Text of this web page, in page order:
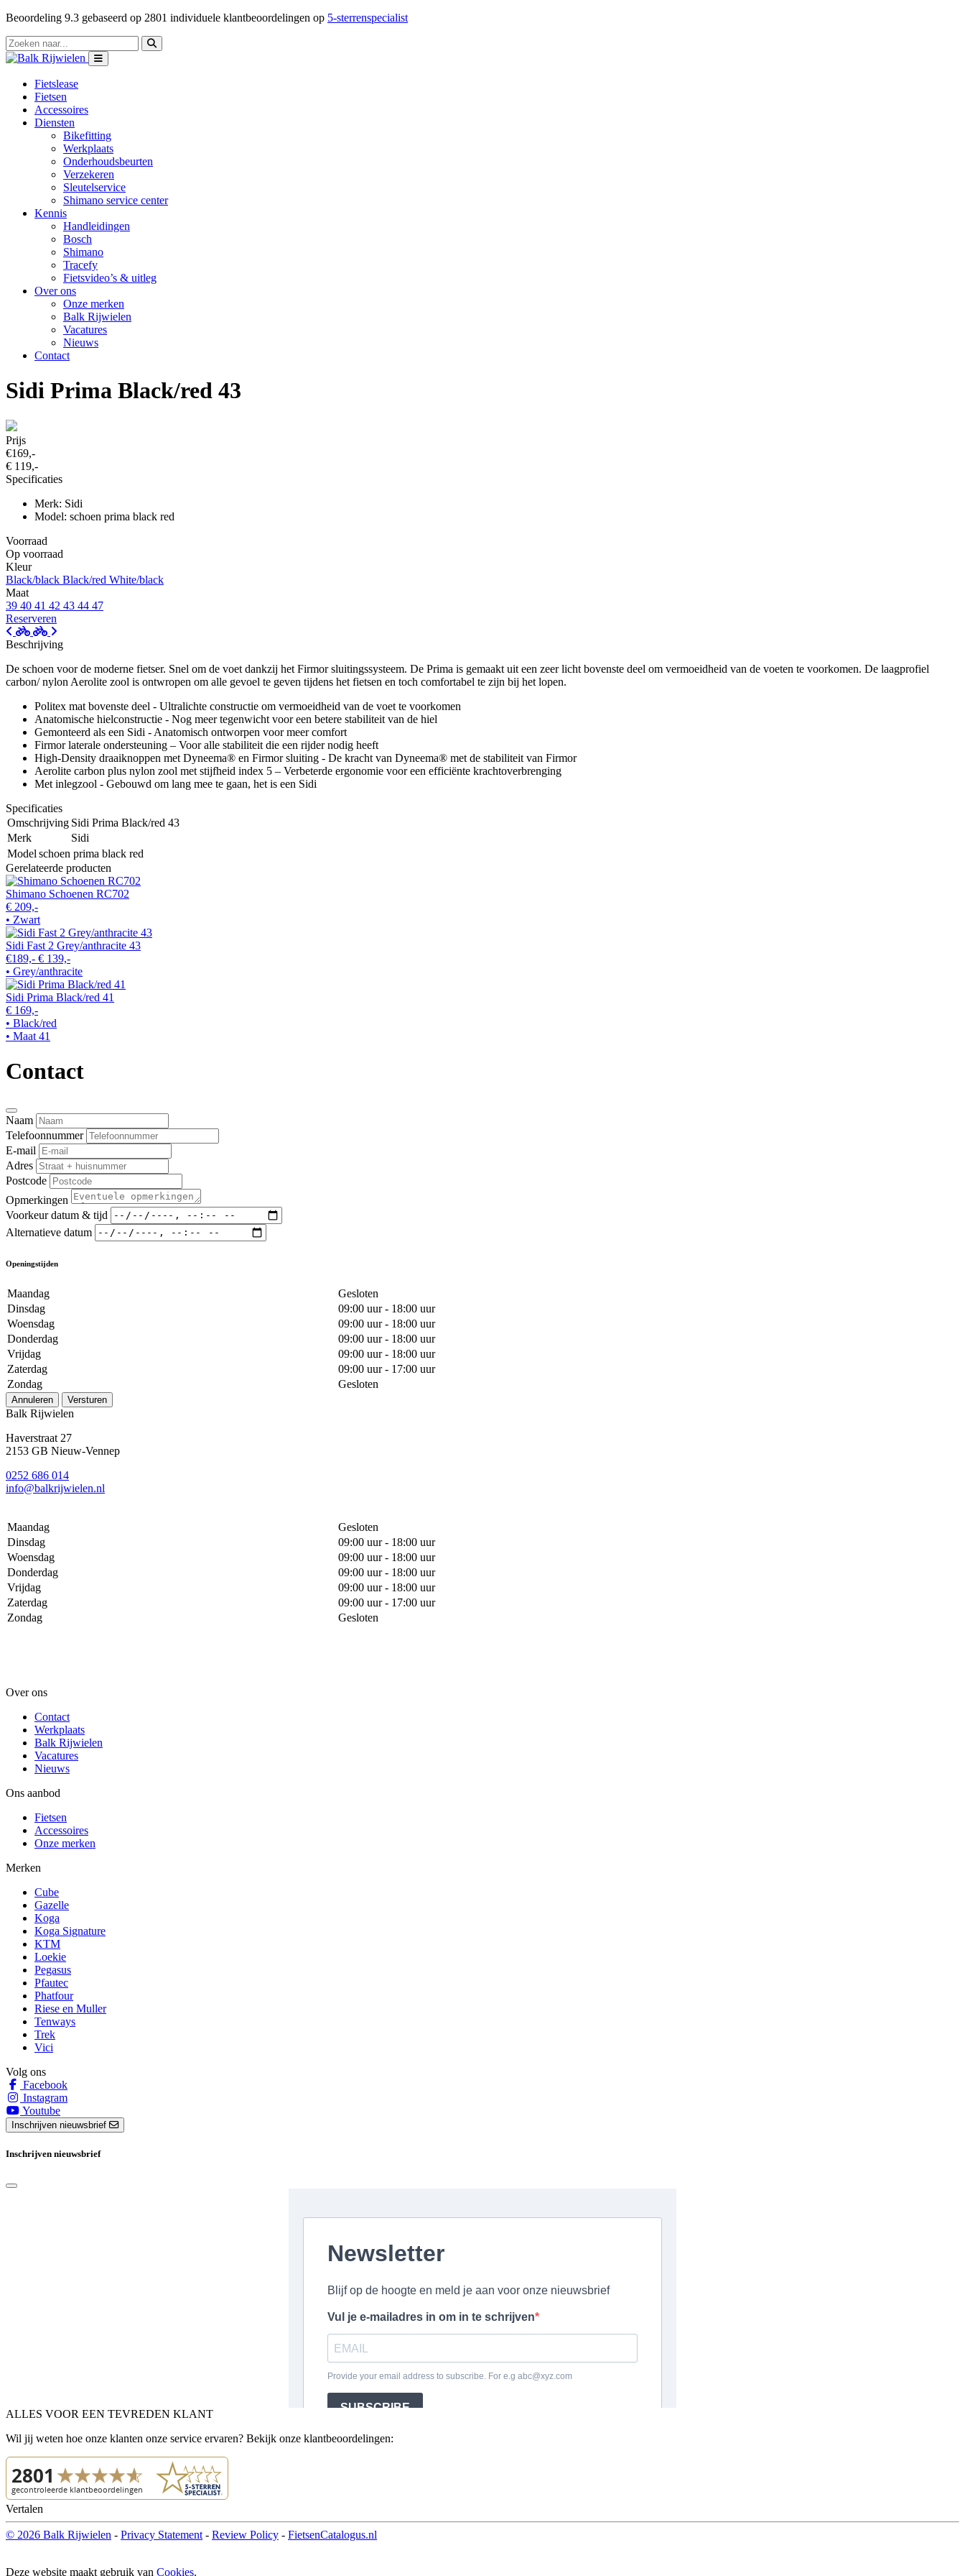
Beoordeling 9.3 gebaseerd op 2801 individuele klantbeoordelingen op 5-sterrenspecialist
Fietslease
Fietsen
Accessoires
Diensten
Bikefitting
Werkplaats
Onderhoudsbeurten
Verzekeren
Sleutelservice
Shimano service center
Kennis
Handleidingen
Bosch
Shimano
Tracefy
Fietsvideo’s & uitleg
Over ons
Onze merken
Balk Rijwielen
Vacatures
Nieuws
Contact
Sidi Prima Black/red 43
Prijs
€169,-
€ 119,-
Specificaties
Merk: Sidi
Model: schoen prima black red
Voorraad
Op voorraad
Kleur
Black/black Black/red White/black
Maat
39 40 41 42 43 44 47
Reserveren
Beschrijving
De schoen voor de moderne fietser. Snel om de voet dankzij het Firmor sluitingssysteem. De Prima is gemaakt uit een zeer licht bovenste deel om vermoeidheid van de voeten te voorkomen. De laagprofiel
carbon/ nylon Aerolite zool is ontwropen om alle gevoel te geven tijdens het fietsen en toch comfortabel te zijn bij het lopen.
Politex mat bovenste deel - Ultralichte constructie om vermoeidheid van de voet te voorkomen
Anatomische hielconstructie - Nog meer tegenwicht voor een betere stabiliteit van de hiel
Gemonteerd als een Sidi - Anatomisch ontworpen voor meer comfort
Firmor laterale ondersteuning – Voor alle stabiliteit die een rijder nodig heeft
High-Density draaiknoppen met Dyneema® en Firmor sluiting - De kracht van Dyneema® met de stabiliteit van Firmor
Aerolite carbon plus nylon zool met stijfheid index 5 – Verbeterde ergonomie voor een efficiënte krachtoverbrenging
Met inlegzool - Gebouwd om lang mee te gaan, het is een Sidi
Specificaties
Omschrijving Sidi Prima Black/red 43
Merk
Sidi
Model schoen prima black red
Gerelateerde producten
Shimano Schoenen RC702
€ 209,-
• Zwart
Sidi Fast 2 Grey/anthracite 43
€189,- € 139,-
• Grey/anthracite
Sidi Prima Black/red 41
€ 169,-
• Black/red
• Maat 41
Contact
Naam
Telefoonnummer
E-mail
Adres
Postcode
Opmerkingen
Voorkeur datum & tijd
Alternatieve datum
Openingstijden
Maandag
Gesloten
Dinsdag
09:00 uur - 18:00 uur
Woensdag
09:00 uur - 18:00 uur
Donderdag
09:00 uur - 18:00 uur
Vrijdag
09:00 uur - 18:00 uur
Zaterdag
09:00 uur - 17:00 uur
Zondag
Gesloten
Annuleren Versturen
Balk Rijwielen
Haverstraat 27
2153 GB Nieuw-Vennep
0252 686 014
info@balkrijwielen.nl
Maandag
Gesloten
Dinsdag
09:00 uur - 18:00 uur
Woensdag
09:00 uur - 18:00 uur
Donderdag
09:00 uur - 18:00 uur
Vrijdag
09:00 uur - 18:00 uur
Zaterdag
09:00 uur - 17:00 uur
Zondag
Gesloten
Over ons
Contact
Werkplaats
Balk Rijwielen
Vacatures
Nieuws
Ons aanbod
Fietsen
Accessoires
Onze merken
Merken
Cube
Gazelle
Koga
Koga Signature
KTM
Loekie
Pegasus
Pfautec
Phatfour
Riese en Muller
Tenways
Trek
Vici
Volg ons
Facebook
Instagram
Youtube
Inschrijven nieuwsbrief
Inschrijven nieuwsbrief
ALLES VOOR EEN TEVREDEN KLANT
Wil jij weten hoe onze klanten onze service ervaren? Bekijk onze klantbeoordelingen:
Vertalen
© 2026 Balk Rijwielen - Privacy Statement - Review Policy - FietsenCatalogus.nl
Deze website maakt gebruik van Cookies.